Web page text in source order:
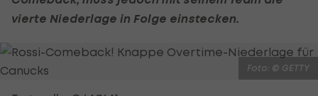
vierte Niederlage in Folge einstecken.
Foto: © GETTY